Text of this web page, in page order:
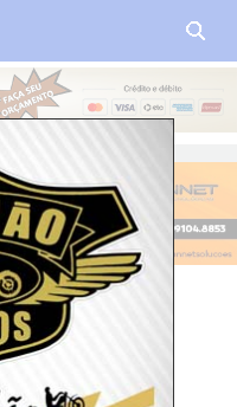
com
de